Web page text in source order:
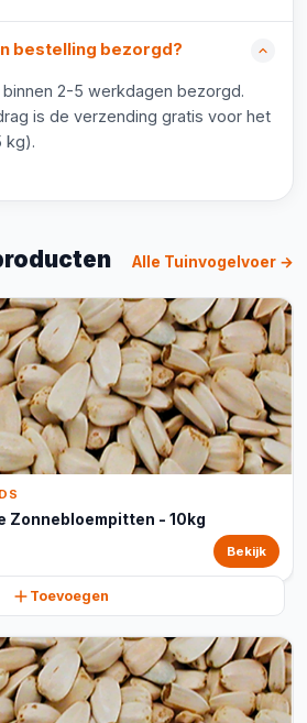
bestelling bezorgd?
2-5 werkdagen bezorgd.
is de verzending gratis voor het
kg).
Alle Tuinvogelvoer →
Zonnebloempitten - 10kg
Bekijk
Toevoegen